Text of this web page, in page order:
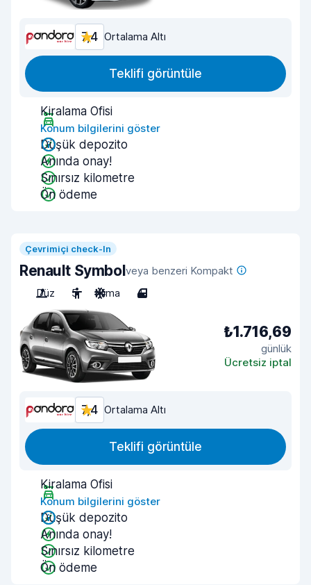
7,4 Ortalama Altı
Teklifi görüntüle
Kiralama Ofisi
Konum bilgilerini göster
Düşük depozito
Anında onay!
Sınırsız kilometre
Ön ödeme
Çevrimiçi check-In
Renault Symbolveya benzeri Kompakt
Düz
5 Klima 4
₺1.716,69
günlük
Ücretsiz iptal
7,4 Ortalama Altı
Teklifi görüntüle
Kiralama Ofisi
Konum bilgilerini göster
Düşük depozito
Anında onay!
Sınırsız kilometre
Ön ödeme